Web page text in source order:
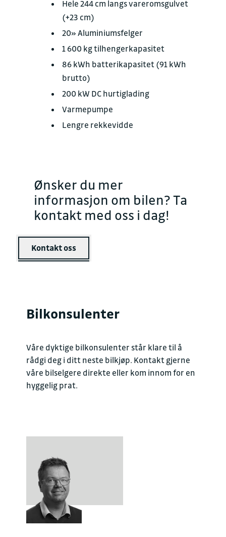
Hele 244 cm langs vareromsgulvet
(+23 cm)
20» Aluminiumsfelger
1 600 kg tilhengerkapasitet
86 kWh batterikapasitet (91 kWh
brutto)
200 kW DC hurtiglading
Varmepumpe
Lengre rekkevidde
Ønsker du mer
informasjon om bilen? Ta
kontakt med oss i dag!
Kontakt oss
Bilkonsulenter
Våre dyktige bilkonsulenter står klare til å
rådgi deg i ditt neste bilkjøp. Kontakt gjerne
våre bilselgere direkte eller kom innom for en
hyggelig prat.